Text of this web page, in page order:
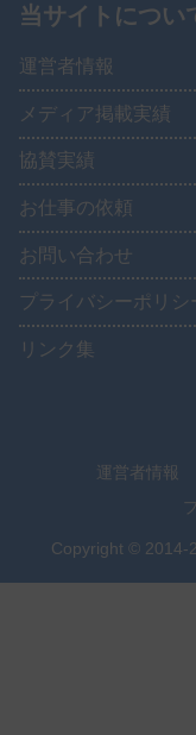
当サイトについ
運営者情報
メディア掲載実績
協賛実績
お仕事の依頼
お問い合わせ
プライバシーポリシ
リンク集
運営者情報
Copyright © 2014-